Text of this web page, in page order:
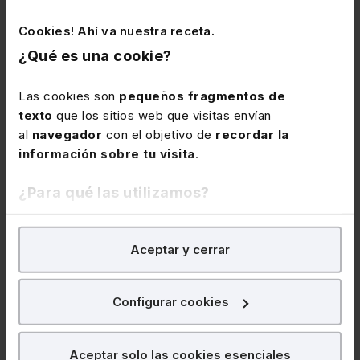
Cookies! Ahí va nuestra receta.
¿Qué es una cookie?
Las cookies son pequeños fragmentos de
texto que los sitios web que visitas envían
al navegador con el objetivo de recordar la
información sobre tu visita.
¿Para qué las utilizamos?
En Lefebvre utilizamos las cookies confines
para tratar demejorar tu experiencia
nuestra página web. También con fines publicitarios,
¿Qué puedes hacer?
Aceptar y cerrar
Configurar cookies
Aceptar solo las cookies esenciales
Generative AI. Global Survey,
historia es apasionante: IA autónoma y creativa,
IA explicable (XAI), legaltech en tribunales o
realidad virtual para simulación de escenarios. En
definitiva, un asombroso futuro por delante.